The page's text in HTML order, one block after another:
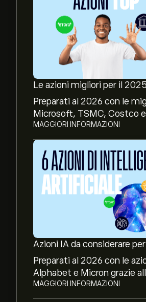
Le azioni migliori per il 2025
Preparati al 2026 con le
Microsoft, TSMC, Costco e
MAGGIORI INFORMAZIONI
Azioni IA da considerare
Preparati al 2026 con le
Alphabet e Micron grazie
MAGGIORI INFORMAZIONI
Il prezzo attuale di ARKQ è
Il massimo storico di ARK
Seleziona l'intervallo di
movimenti di prezzo storici